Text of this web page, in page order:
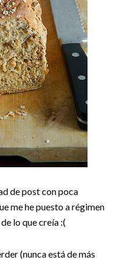
de post con poca
me he puesto a régimen
lo que creía :(
(nunca está de más